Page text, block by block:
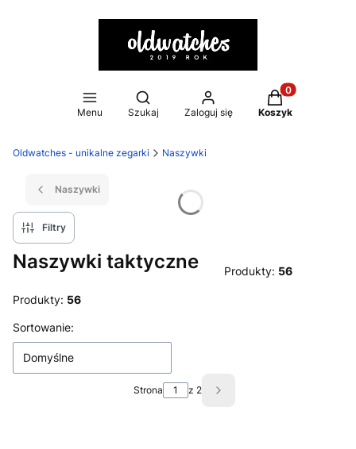
Menu
Otwórz wyszukiwarkę
Szukaj Zaloguj się
Produkty w
Koszyk
Oldwatches - unikalne zegarki Naszywki
Naszywki
Filtry
Naszywki taktyczne Produkty: 56
Produkty: 56
Lista produktów
Sortowanie:
Domyślne
Strona z 2 Następne produkty